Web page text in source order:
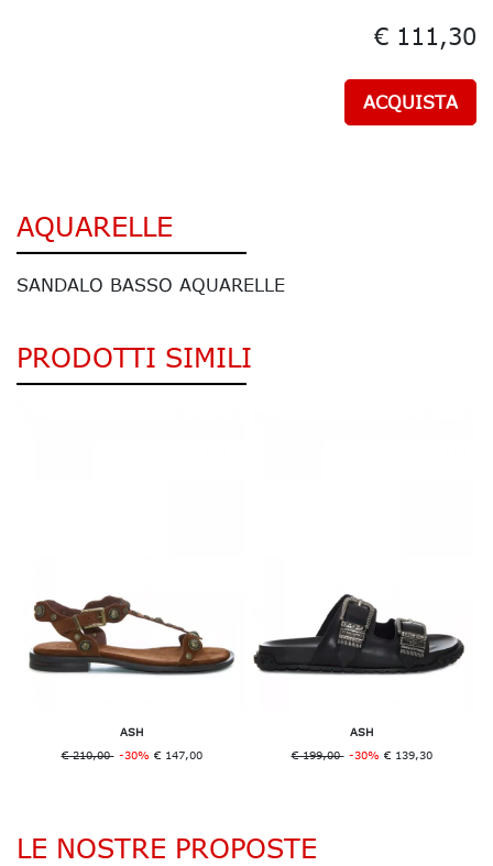
€ 111,30
ACQUISTA
AQUARELLE
SANDALO BASSO AQUARELLE
PRODOTTI SIMILI
ASH
€ 210,00-30% € 147,00
ASH
€ 199,00-30% € 139,30
LE NOSTRE PROPOSTE